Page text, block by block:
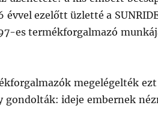
ezelőtt üzletté a
es termékforgalmazó
megelégelték
gondolták: ideje embernek